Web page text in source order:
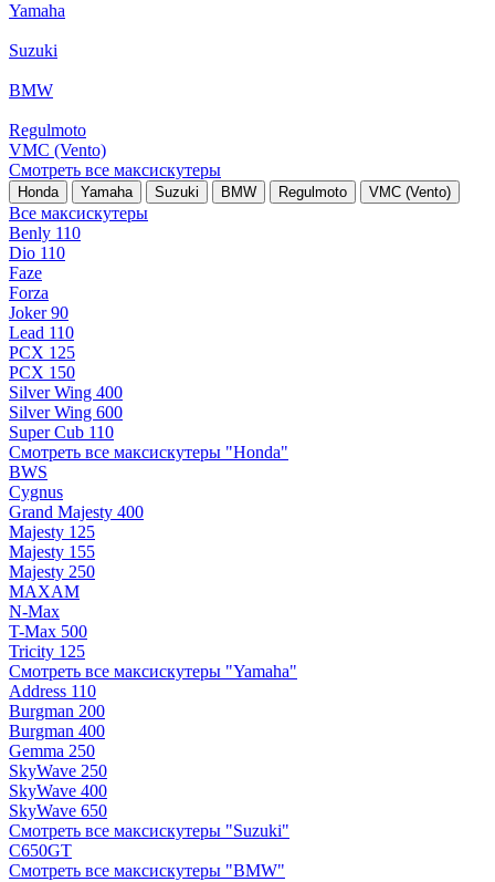
Yamaha
Suzuki
BMW
Regulmoto
VMC (Vento)
Смотреть все максискутеры
Honda Yamaha Suzuki BMW Regulmoto VMC (Vento)
Все максискутеры
Benly 110
Dio 110
Faze
Forza
Joker 90
Lead 110
PCX 125
PCX 150
Silver Wing 400
Silver Wing 600
Super Cub 110
Смотреть все максискутеры "Honda"
BWS
Cygnus
Grand Majesty 400
Majesty 125
Majesty 155
Majesty 250
MAXAM
N-Max
T-Max 500
Tricity 125
Смотреть все максискутеры "Yamaha"
Address 110
Burgman 200
Burgman 400
Gemma 250
SkyWave 250
SkyWave 400
SkyWave 650
Смотреть все максискутеры "Suzuki"
C650GT
Смотреть все максискутеры "BMW"